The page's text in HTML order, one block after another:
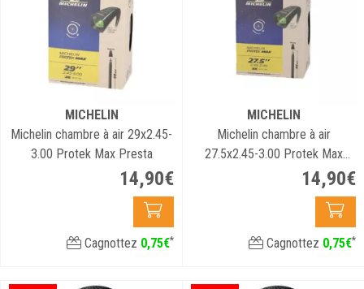
MICHELIN
Michelin chambre à air 29x2.45-
3.00 Protek Max Presta
14,90€
Cagnottez 0,75€*
MICHELIN
Michelin chambre à air
27.5x2.45-3.00 Protek Max
14,90€
Cagnottez 0,75€*